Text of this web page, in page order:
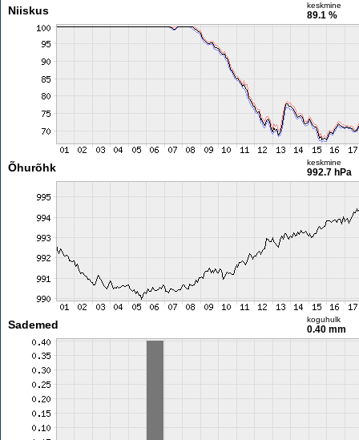
Niiskus keskmine
89.1 %
Õhurõhk keskmine
992.7 hPa
Sademed koguhulk
0.40 mm